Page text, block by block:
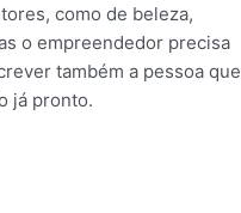
como de beleza,
o empreendedor precisa
também a pessoa que
já pronto.